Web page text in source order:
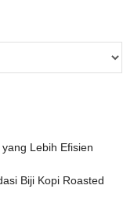
Lebih Efisien
Biji Kopi Roasted